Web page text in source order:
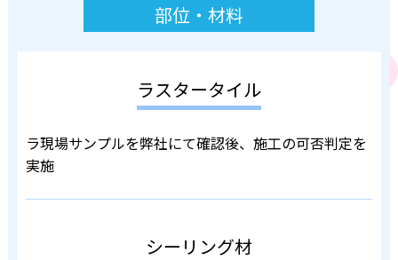
部位・材料
ラスタータイル
ラ現場サンプルを弊社にて確認後、施工の可否判定を
実施
シーリング材